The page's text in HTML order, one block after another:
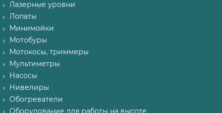
Лазерные уровни
Лопаты
Минимойки
Мотобуры
Мотокосы, триммеры
Мультиметры
Насосы
Нивелиры
Обогреватели
Оборудование для работы на высоте